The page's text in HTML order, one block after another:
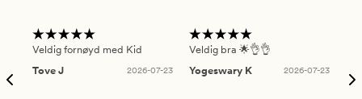
Veldig fornøyd med Kid
Tove J
2026-07-23
Veldig bra 🌟👌👌
Yogeswary K
2026-07-23